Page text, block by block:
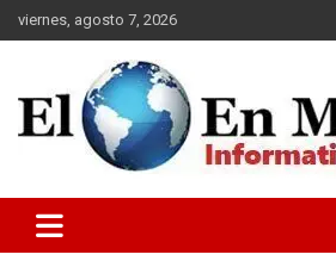
Saltar
al
viernes, agosto 7, 2026